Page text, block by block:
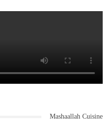
Mashaallah Cuisine